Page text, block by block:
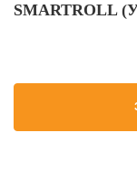
SMARTROLL